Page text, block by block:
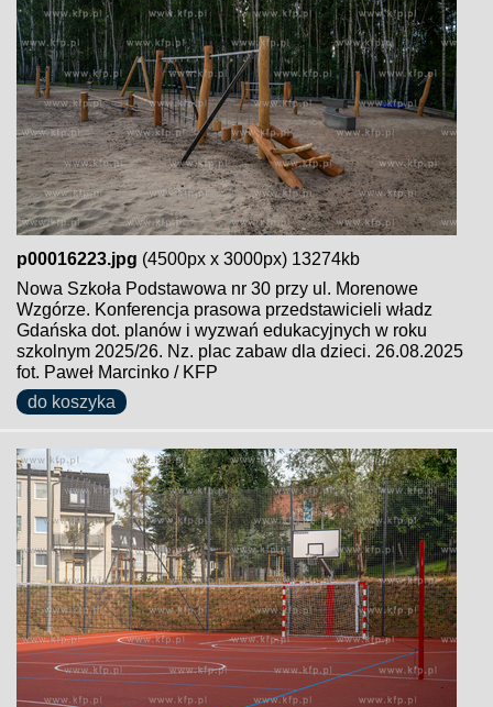
p00016223.jpg (4500px x 3000px) 13274kb
Nowa Szkoła Podstawowa nr 30 przy ul. Morenowe
Wzgórze. Konferencja prasowa przedstawicieli władz
Gdańska dot. planów i wyzwań edukacyjnych w roku
szkolnym 2025/26. Nz. plac zabaw dla dzieci. 26.08.2025
fot. Paweł Marcinko / KFP
do koszyka